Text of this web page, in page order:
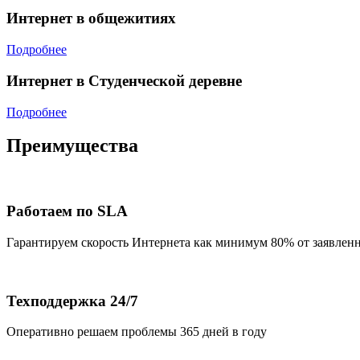
Интернет в общежитиях
Подробнее
Интернет в Студенческой деревне
Подробнее
Преимущества
Работаем по SLA
Гарантируем скорость Интернета как минимум 80% от
Техподдержка 24/7
Оперативно решаем проблемы 365 дней в году